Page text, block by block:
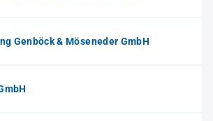
Genböck & Möseneder GmbH